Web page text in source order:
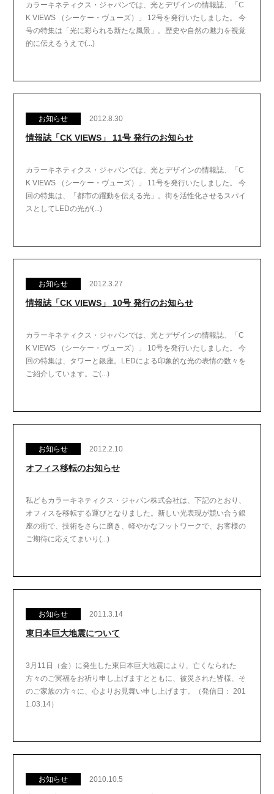
カラーキネティクス・ジャパンでは、光とデザインの情報誌、「C
K VIEWS （シーケー・ヴューズ）」 12号を発行いたしました。 今
号の特集は「光に彩られる新たな風景」。歴史や自然の魅力を視覚
的に伝えるうえで(...)
お知らせ 2012.8.30
情報誌「CK VIEWS」 11号 発行のお知らせ
カラーキネティクス・ジャパンでは、光とデザインの情報誌、「C
K VIEWS （シーケー・ヴューズ）」 11号を発行いたしました。 今
回の特集は、「都市の躍動を伝える光」。街を活性化させるスパイ
スとしてLEDの光が(...)
お知らせ 2012.3.27
情報誌「CK VIEWS」 10号 発行のお知らせ
カラーキネティクス・ジャパンでは、光とデザインの情報誌、「C
K VIEWS （シーケー・ヴューズ）」 10号を発行いたしました。 今
回の特集は、タワーと銀座。LEDによる印象的な光の表情の数々を
ご紹介しています。ご(...)
お知らせ 2012.2.10
オフィス移転のお知らせ
私どもカラーキネティクス・ジャパン株式会社は、下記のとおり、
オフィスを移転する運びとなりました。新しい光表現が競い合う銀
座の街で、技術をさらに磨き、軽やかなフットワークで、お客様の
ご期待に応えてまいり(...)
お知らせ 2011.3.14
東日本巨大地震について
3月11日（金）に発生した東日本巨大地震により、亡くなられた
方々のご冥福をお祈り申し上げますとともに、被災された皆様、そ
のご家族の方々に、心よりお見舞い申し上げます。（発信日： 201
1.03.14）
お知らせ 2010.10.5